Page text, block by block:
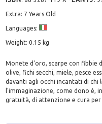
Extra: 7 Years Old
Languages:
Weight: 0.15 kg
Monete d'oro, scarpe con fibbie
olive, fichi secchi, miele, pesce
davanti agli occhi incantati di chi
l'immaginazione, come dono è,
gratuità, di attenzione e cura